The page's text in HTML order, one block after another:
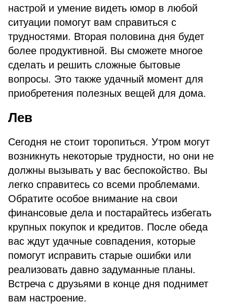
настрой и умение видеть юмор в любой
ситуации помогут вам справиться с
трудностями. Вторая половина дня будет
более продуктивной. Вы сможете многое
сделать и решить сложные бытовые
вопросы. Это также удачный момент для
приобретения полезных вещей для дома.
Лев
Сегодня не стоит торопиться. Утром могут
возникнуть некоторые трудности, но они не
должны вызывать у вас беспокойство. Вы
легко справитесь со всеми проблемами.
Обратите особое внимание на свои
финансовые дела и постарайтесь избегать
крупных покупок и кредитов. После обеда
вас ждут удачные совпадения, которые
помогут исправить старые ошибки или
реализовать давно задуманные планы.
Встреча с друзьями в конце дня поднимет
вам настроение.